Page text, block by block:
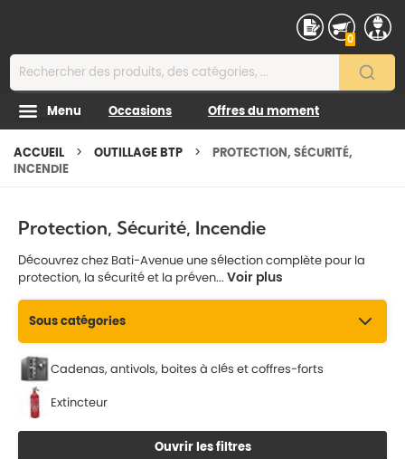
0
Menu Occasions Offres du moment
ACCUEIL OUTILLAGE BTP
PROTECTION, SÉCURITÉ,
INCENDIE
Protection, Sécurité, Incendie
Découvrez chez Bati-Avenue une sélection complète pour la
protection, la sécurité et la préven... Voir plus
Sous catégories
Cadenas, antivols, boites à clés et coffres-forts
Extincteur
Ouvrir les filtres